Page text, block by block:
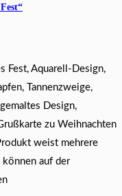
Fest, Aquarell-Design,
Tannenzweige,
Design,
zu Weihnachten
weist mehrere
auf der